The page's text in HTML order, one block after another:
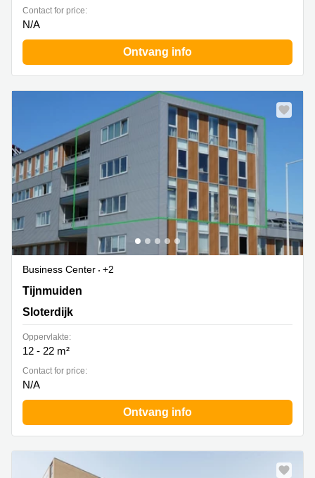
Contact for price:
N/A
Ontvang info
Business Center
+2
Tijnmuiden 59, Sloterdijk
Tijnmuiden
Sloterdijk
Oppervlakte:
12 - 22 m²
Contact for price:
N/A
Ontvang info